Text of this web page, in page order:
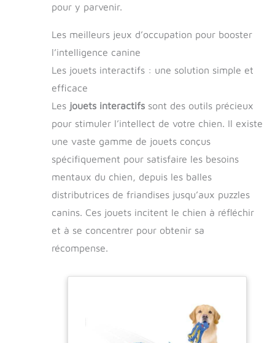
pour y parvenir.
Les meilleurs jeux d’occupation pour booster
l’intelligence canine
Les jouets interactifs : une solution simple et
efficace
Les jouets interactifs sont des outils précieux
pour stimuler l’intellect de votre chien. Il existe
une vaste gamme de jouets conçus
spécifiquement pour satisfaire les besoins
mentaux du chien, depuis les balles
distributrices de friandises jusqu’aux puzzles
canins. Ces jouets incitent le chien à réfléchir
et à se concentrer pour obtenir sa
récompense.